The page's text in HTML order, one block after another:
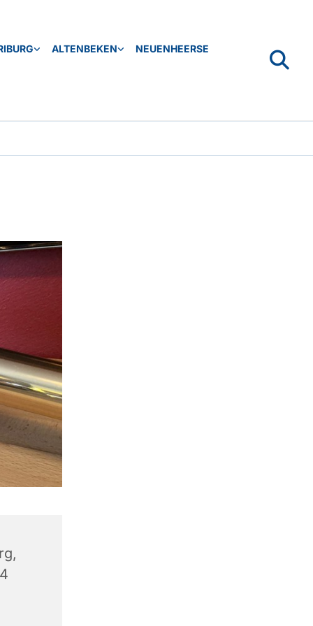
ALTENBEKEN
NEUENHEERSE